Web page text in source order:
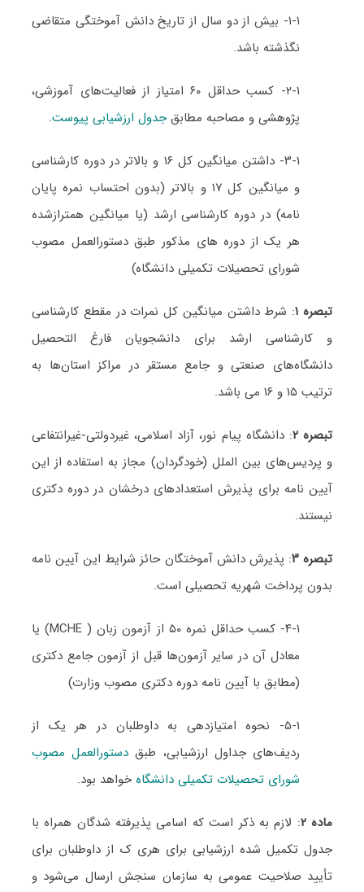
۱-۱- بیش از دو سال از تاریخ دانش آموختگی متقاضی
نگذشته باشد.
۲-۱- کسب حداقل ۶۰ امتیاز از فعالیت‌های آموزشی،
پژوهشی و مصاحبه مطابقجدول ارزشیابی پیوست.
۳-۱- داشتن میانگین کل ۱۶ و بالاتر در دوره کارشناسی
و میانگین کل ۱۷ و بالاتر (بدون احتساب نمره پایان
نامه) در دوره کارشناسی ارشد (یا میانگین همترازشده
هر یک از دوره های مذکور طبق دستورالعمل مصوب
شورای تحصیلات تکمیلی دانشگاه)
تبصره ۱ : شرط داشتن میانگین کل نمرات در مقطع کارشناسی
و کارشناسی ارشد برای دانشجویان فارغ التحصیل
دانشگاه‌های صنعتی و جامع مستقر در مراکز استان‌ها به
ترتیب ۱۵ و ۱۶ می باشد.
تبصره ۲ : دانشگاه پیام نور، آزاد اسلامی، غیردولتی-غیرانتفاعی
و پردیس‌های بین الملل (خودگردان) مجاز به استفاده از این
آیین نامه برای پذیرش استعدادهای درخشان در دوره دکتری
نیستند.
تبصره ۳ : پذیرش دانش آموختگان حائز شرایط این آیین نامه
بدون پرداخت شهریه تحصیلی است.
۴-۱- کسب حداقل نمره ۵۰ از آزمون زبان ( MCHE) یا
معادل آن در سایر آزمون‌ها قبل از آزمون جامع دکتری
(مطابق با آیین نامه دوره دکتری مصوب وزارت)
۵-۱- نحوه امتیازدهی به داوطلبان در هر یک از
ردیف‌های جداول ارزشیابی، طبق دستورالعمل مصوب
شورای تحصیلات تکمیلی دانشگاهخواهد بود.
ماده ۲ : لازم به ذکر است که اسامی پذیرفته شدگان همراه با
جدول تکمیل شده ارزشیابی برای هری ک از داوطلبان برای
تأیید صلاحیت عمومی به سازمان سنجش ارسال می‌شود و